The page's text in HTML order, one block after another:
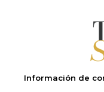
Información de